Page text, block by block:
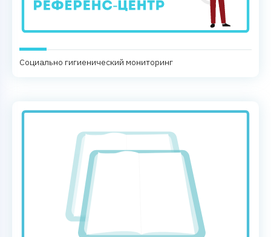
Социально гигиенический мониторинг